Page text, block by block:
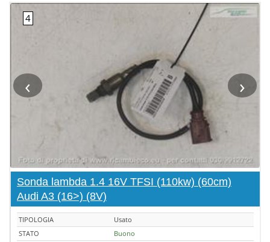
‹ ›
Sonda lambda 1.4 16V TFSI (110kw) (60cm)
Audi A3 (16>) (8V)
TIPOLOGIA
Usato
STATO
Buono